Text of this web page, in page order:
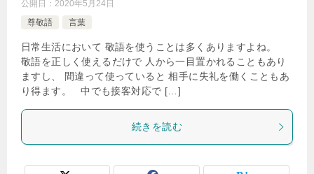
公開日： 2020年5月24日
尊敬語
言葉
日常生活において 敬語を使うことは多くありますよね。
敬語を正しく使えるだけで 人から一目置かれることもあり
ますし、 間違って使っていると 相手に失礼を働くこともあ
り得ます。 中でも接客対応で […]
続きを読む